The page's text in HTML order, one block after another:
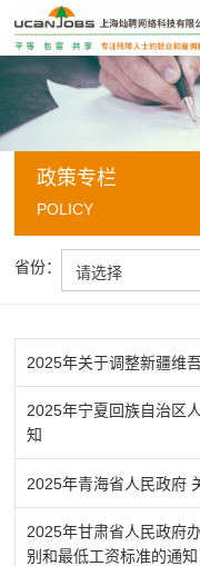
政策专栏
POLICY
省份：
2025年关于调整新疆维
2025年宁夏回族自治区
知
2025年青海省人民政府
2025年甘肃省人民政府
别和最低工资标准的通知